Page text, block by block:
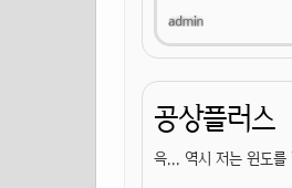
공상플러스
윽... 역시 저는 윈도